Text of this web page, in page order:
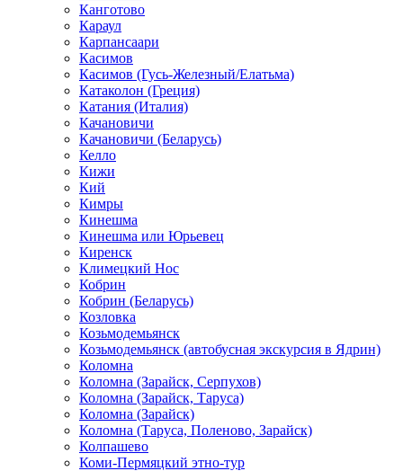
Канготово
Караул
Карпансаари
Касимов
Касимов (Гусь-Железный/Елатьма)
Катаколон (Греция)
Катания (Италия)
Качановичи
Качановичи (Беларусь)
Келло
Кижи
Кий
Кимры
Кинешма
Кинешма или Юрьевец
Киренск
Климецкий Нос
Кобрин
Кобрин (Беларусь)
Козловка
Козьмодемьянск
Козьмодемьянск (автобусная экскурсия в Ядрин)
Коломна
Коломна (Зарайск, Серпухов)
Коломна (Зарайск, Таруса)
Коломна (Зарайск)
Коломна (Таруса, Поленово, Зарайск)
Колпашево
Коми-Пермяцкий этно-тур